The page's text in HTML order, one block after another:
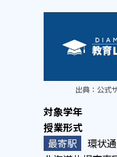
出典： 公式
環状